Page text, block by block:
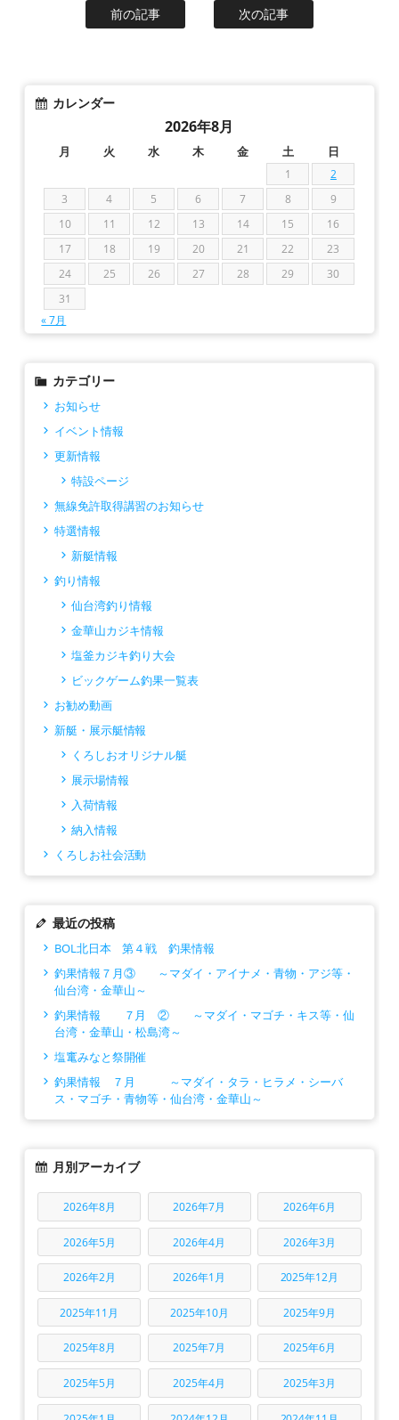
前の記事 次の記事
カレンダー
2026年8月
月 火 水 木 金 土 日
1
2
3
4 5 6 7 8
9
10
11 12 13 14 15
16
17
18 19 20 21 22
23
24
25 26 27 28 29
30
31
« 7月
カテゴリー
お知らせ
イベント情報
更新情報
特設ページ
無線免許取得講習のお知らせ
特選情報
新艇情報
釣り情報
仙台湾釣り情報
金華山カジキ情報
塩釜カジキ釣り大会
ビックゲーム釣果一覧表
お勧め動画
新艇・展示艇情報
くろしおオリジナル艇
展示場情報
入荷情報
納入情報
くろしお社会活動
最近の投稿
BOL北日本 第４戦 釣果情報
釣果情報７月③ ～マダイ・アイナメ・青物・アジ等・
仙台湾・金華山～
釣果情報 ７月 ② ～マダイ・マゴチ・キス等・仙
台湾・金華山・松島湾～
塩竃みなと祭開催
釣果情報 ７月 ～マダイ・タラ・ヒラメ・シーバ
ス・マゴチ・青物等・仙台湾・金華山～
月別アーカイブ
2026年8月 2026年7月 2026年6月
2026年5月 2026年4月 2026年3月
2026年2月 2026年1月 2025年12月
2025年11月 2025年10月 2025年9月
2025年8月 2025年7月 2025年6月
2025年5月 2025年4月 2025年3月